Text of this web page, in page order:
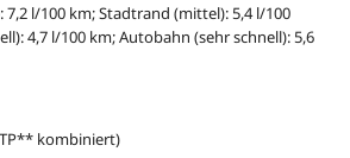
l/100 km; Stadtrand (mittel): 5,4 l/100
4,7 l/100 km; Autobahn (sehr schnell): 5,6
kombiniert)